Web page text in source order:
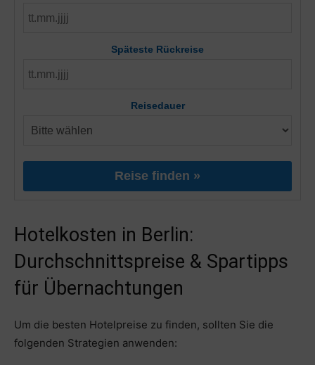
Späteste Rückreise
Reisedauer
Reise finden »
Hotelkosten in Berlin:
Durchschnittspreise & Spartipps
für Übernachtungen
Um die besten Hotelpreise zu finden, sollten Sie die
folgenden Strategien anwenden: